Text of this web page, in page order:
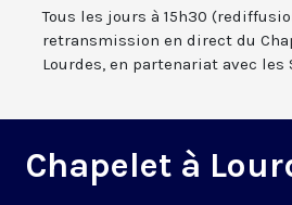
Tous les jours à 15h30
retransmission en direct du
Lourdes, en partenariat avec les
Chapelet à